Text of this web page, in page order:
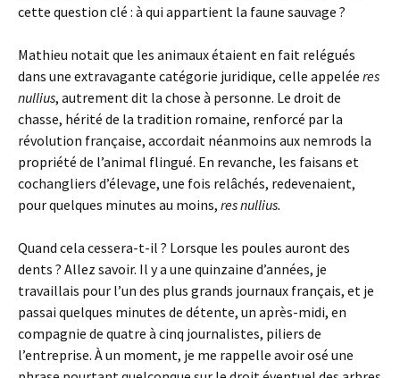
cette question clé : à qui appartient la faune sauvage ?
Mathieu notait que les animaux étaient en fait relégués
dans une extravagante catégorie juridique, celle appelée res
nullius, autrement dit la chose à personne. Le droit de
chasse, hérité de la tradition romaine, renforcé par la
révolution française, accordait néanmoins aux nemrods la
propriété de l’animal flingué. En revanche, les faisans et
cochangliers d’élevage, une fois relâchés, redevenaient,
pour quelques minutes au moins, res nullius.
Quand cela cessera-t-il ? Lorsque les poules auront des
dents ? Allez savoir. Il y a une quinzaine d’années, je
travaillais pour l’un des plus grands journaux français, et je
passai quelques minutes de détente, un après-midi, en
compagnie de quatre à cinq journalistes, piliers de
l’entreprise. À un moment, je me rappelle avoir osé une